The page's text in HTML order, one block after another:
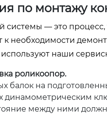
по монтажу
системы — это
к необходимости
используют наши
роликоопор.
балок на
динамометрическим
между ними